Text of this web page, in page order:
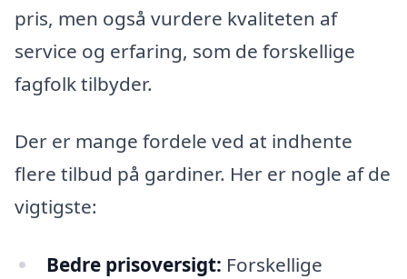
pris, men også vurdere kvaliteten af
service og erfaring, som de forskellige
fagfolk tilbyder.
Der er mange fordele ved at indhente
flere tilbud på gardiner. Her er nogle af de
vigtigste:
Bedre prisoversigt: Forskellige